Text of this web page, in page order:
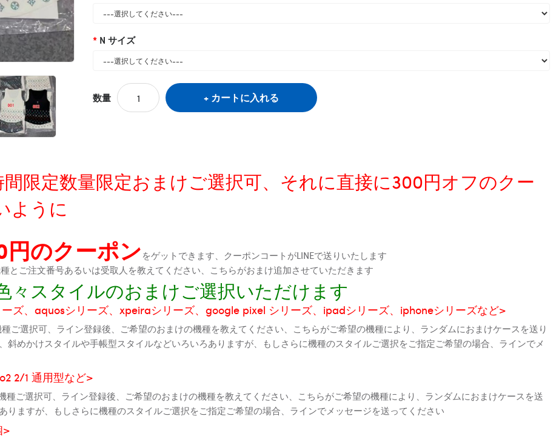
N サイズ
数量 カートに入れる
間限定数量限定おまけご選択可、それに直接に300円オフのクー
ように
円のクーポンをゲットできます、クーポンコートがLINEで送りいたします
ご注文番号あるいは受取人を教えてください、こちらがおまけ追加させていただきます
々スタイルのおまけご選択いただけます
ズ、aquosシリーズ、xpeiraシリーズ、google pixel シリーズ、ipadシリーズ、iphoneシリーズなど>
ご選択可、ライン登録後、ご希望のおまけの機種を教えてください、こちらがご希望の機種により、ランダムにおまけケースを送り
めかけスタイルや手帳型スタイルなどいろいろありますが、もしさらに機種のスタイルご選択をご指定ご希望の場合、ラインでメ
2/1 通用型など>
種ご選択可、ライン登録後、ご希望のおまけの機種を教えてください、こちらがご希望の機種により、ランダムにおまけケースを送
りますが、もしさらに機種のスタイルご選択をご指定ご希望の場合、ラインでメッセージを送ってください
>